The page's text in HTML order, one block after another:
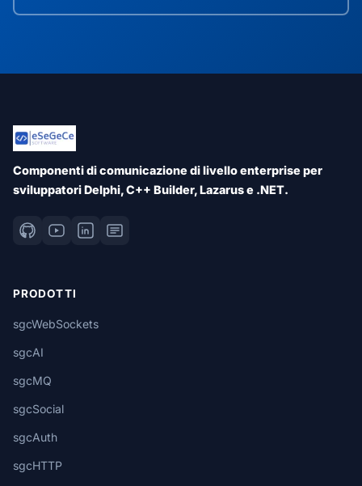
Componenti di comunicazione di livello enterprise per
sviluppatori Delphi, C++ Builder, Lazarus e .NET.
PRODOTTI
sgcWebSockets
sgcAI
sgcMQ
sgcSocial
sgcAuth
sgcHTTP